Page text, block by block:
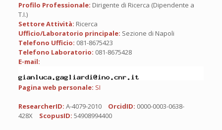
Profilo Professionale: Dirigente di Ricerca (Dipendente a
T.I.)
Settore Attività: Ricerca
Ufficio/Laboratorio principale: Sezione di Napoli
Telefono Ufficio: 081-8675423
Telefono Laboratorio: 081-8675428
E-mail:
Pagina web personale: SI
ResearcherID: A-4079-2010 OrcidID: 0000-0003-0638-
428X
ScopusID: 54908994400